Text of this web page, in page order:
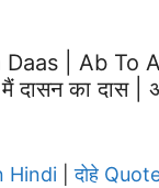
| Ab To
का दास |
Hindi |दोहे